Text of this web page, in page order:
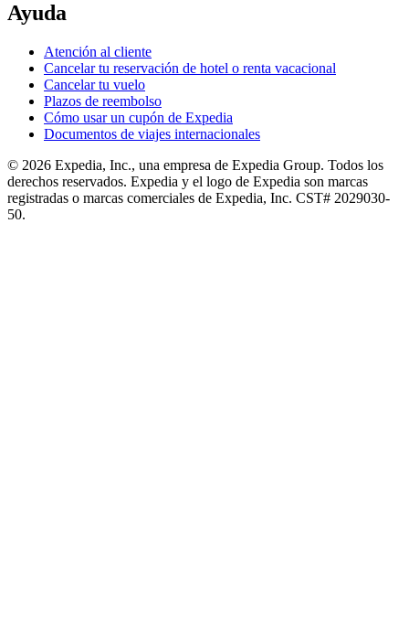
Ayuda
Atención al cliente
Cancelar tu reservación de hotel o renta vacacional
Cancelar tu vuelo
Plazos de reembolso
Cómo usar un cupón de Expedia
Documentos de viajes internacionales
© 2026 Expedia, Inc., una empresa de Expedia Group. Todos los
derechos reservados. Expedia y el logo de Expedia son marcas
registradas o marcas comerciales de Expedia, Inc. CST# 2029030-
50.